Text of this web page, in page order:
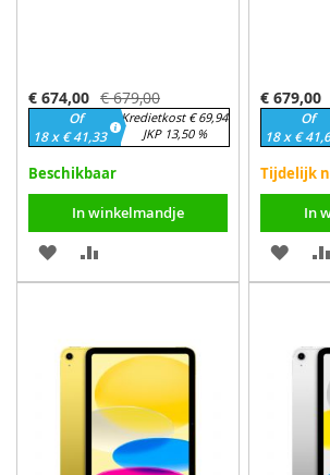
Speciale
prijs
€ 674,00 € 679,00
Of
18 x € 41,33
Kredietkost € 69,94
JKP 13,50 %
Beschikbaar
In winkelmandje
VOEG
TOE
VERLANGLIJST
OM
VERGELIJKEN
€ 679,00
Of
18 x €
Tijdelijk
In
VOEG
TOE